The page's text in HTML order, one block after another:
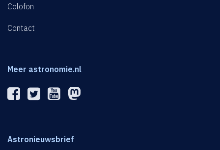
Colofon
Contact
Meer astronomie.nl
Astronieuwsbrief